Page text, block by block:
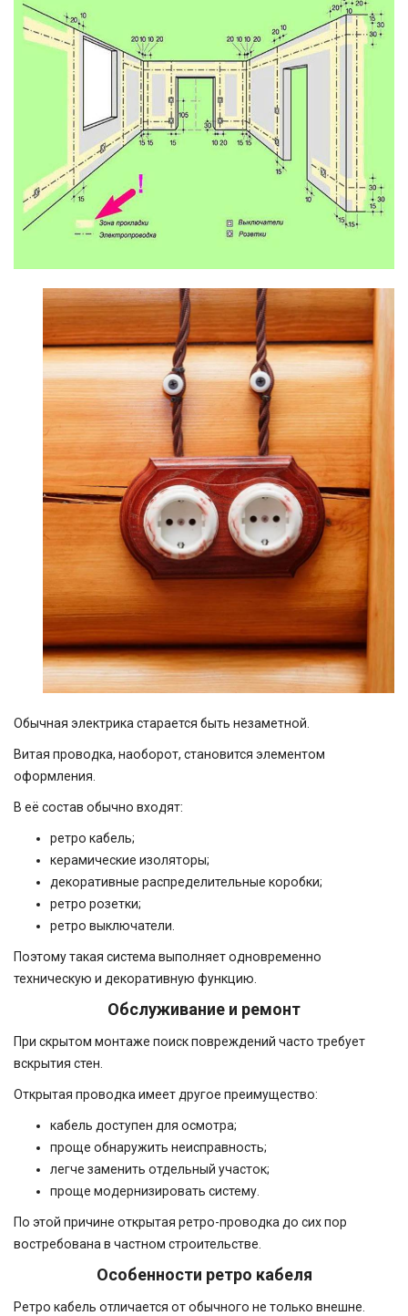
Обычная электрика старается быть незаметной.
Витая проводка, наоборот, становится элементом
оформления.
В её состав обычно входят:
ретро кабель;
керамические изоляторы;
декоративные распределительные коробки;
ретро розетки;
ретро выключатели.
Поэтому такая система выполняет одновременно
техническую и декоративную функцию.
Обслуживание и ремонт
При скрытом монтаже поиск повреждений часто требует
вскрытия стен.
Открытая проводка имеет другое преимущество:
кабель доступен для осмотра;
проще обнаружить неисправность;
легче заменить отдельный участок;
проще модернизировать систему.
По этой причине открытая ретро-проводка до сих пор
востребована в частном строительстве.
Особенности ретро кабеля
Ретро кабель отличается от обычного не только внешне.